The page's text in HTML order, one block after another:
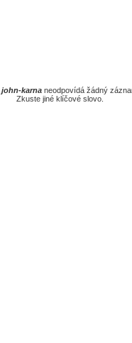
john-karnaneodpovídá žádný
Zkuste jiné klíčové slovo.